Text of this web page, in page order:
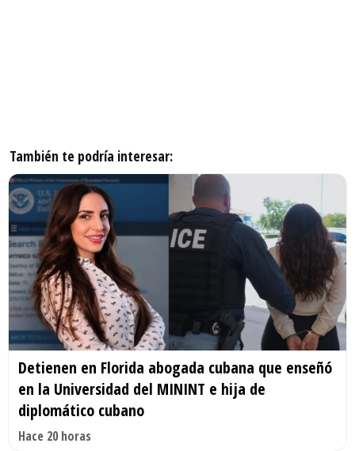
También te podría interesar:
Detienen en Florida abogada cubana que enseñó
en la Universidad del MININT e hija de
diplomático cubano
Hace 20 horas